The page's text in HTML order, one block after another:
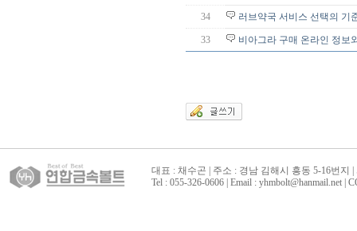
34 러브약국 서비스 선택의 기
33 비아그라 구매 온라인 정보
대표 : 채수곤 | 주소 : 경남 김해시 흥동 5-16번지 |
Tel : 055-326-0606 | Email : yhmbolt@hanmail.net